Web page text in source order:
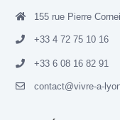
155 rue Pierre
+33 4 72 75 10 16
+33 6 08 16 82 91
contact@vivre-a-